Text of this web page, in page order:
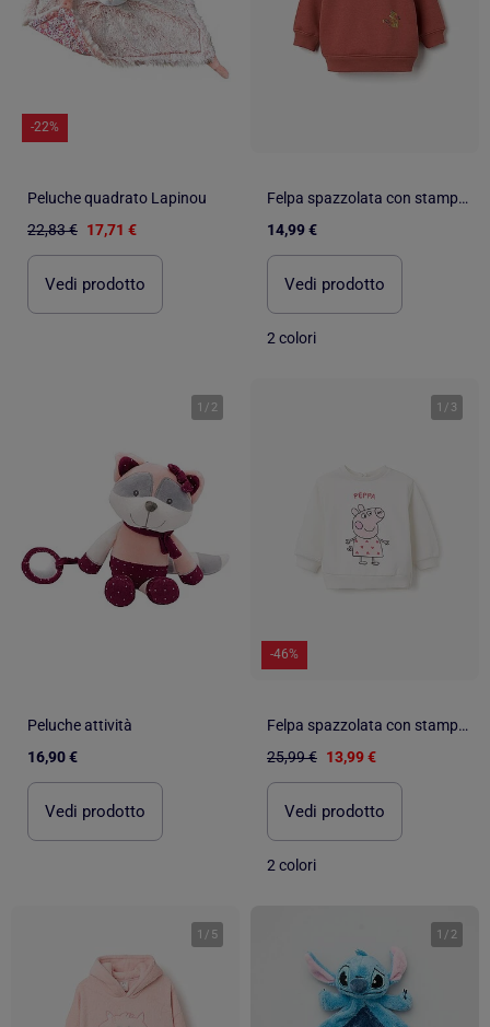
-22%
Peluche quadrato Lapinou
22,83 € 17,71 €
Vedi prodotto
Felpa spazzolata con stampa personaggi
14,99 €
Vedi prodotto
2 colori
1 / 2
Peluche attività
16,90 €
Vedi prodotto
1 / 3
-46%
Felpa spazzolata con stampa peppa pig
25,99 € 13,99 €
Vedi prodotto
2 colori
1 / 5 1 / 2